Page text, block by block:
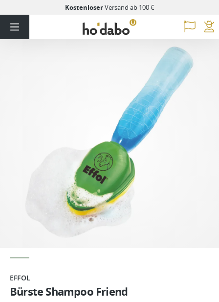
KostenloserVersand ab 100 €
EFFOL
Bürste Shampoo Friend